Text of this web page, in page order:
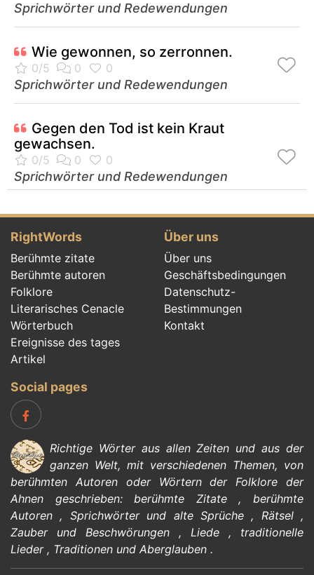
Sprichwörter und Redewendungen
Wie gewonnen, so zerronnen.
Sprichwörter und Redewendungen
Gegen den Tod ist kein Kraut
gewachsen.
Sprichwörter und Redewendungen
RightWords
Berühmte zitate
Berühmte autoren
Folklore
Literarisches Cenacle
Wörterbuch
Ereignisse des tages
Artikel
Über uns
Über uns
Geschäftsbedingungen
Datenschutz-
Bestimmungen
Kontakt
Social pages
Richtige Wörter aus allen Zeiten und aus der
ganzen Welt, mit verschiedenen Themen, von
berühmten Autorenoder Wörtern derFolklore der
Ahnen geschrieben:berühmte Zitate,berühmte
Autoren , Sprichwörter und alte Sprüche, Rätsel,
Zauber und Beschwörungen , Liede , traditionelle
Lieder, Traditionen und Aberglauben .